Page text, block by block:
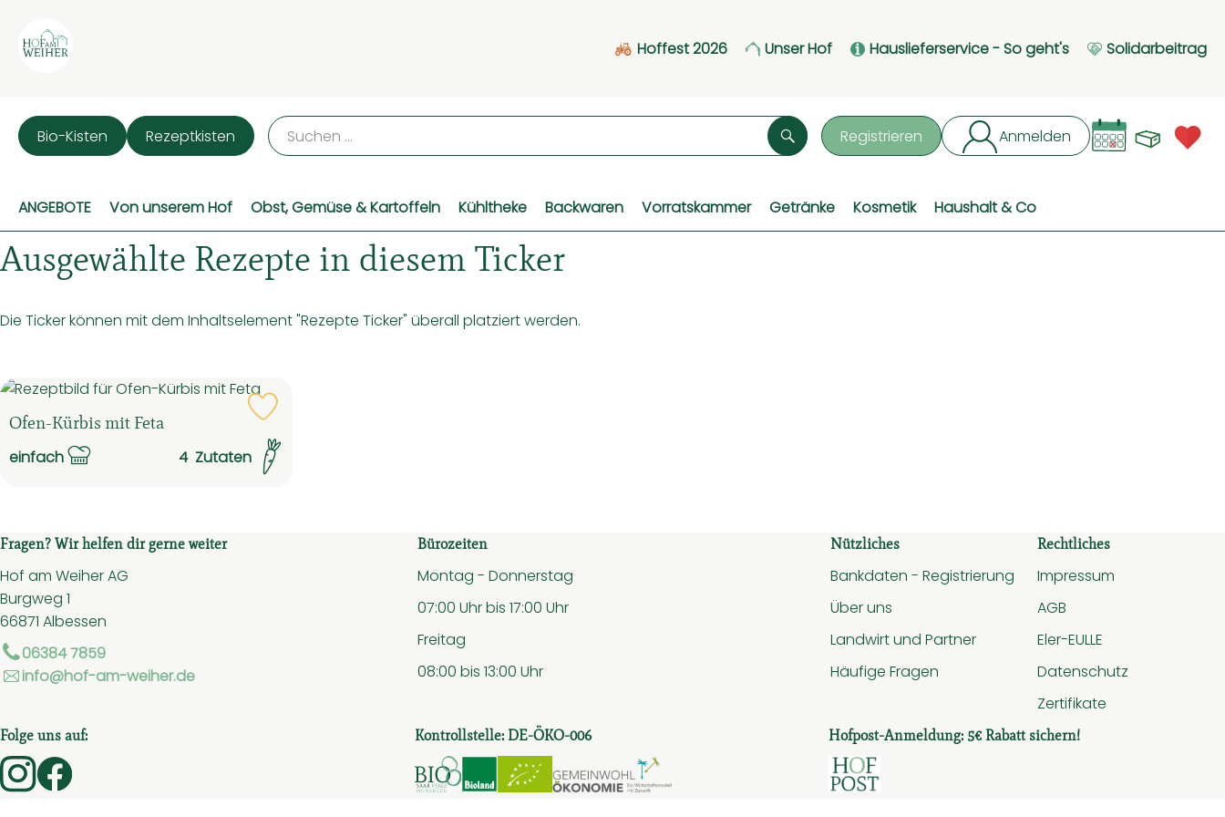
Hoffest 2026 Unser Hof Hauslieferservice - So geht's Solidarbeitrag
Registrieren Anmelden
Suchen
Bio-Kisten Rezeptkisten
ANGEBOTE Von unserem Hof Obst, Gemüse & Kartoffeln Kühltheke Backwaren Vorratskammer Getränke Kosmetik Haushalt & Co
Ausgewählte Rezepte in diesem Ticker
Die Ticker können mit dem Inhaltselement "Rezepte Ticker" überall platziert werden.
Ofen-Kürbis mit Feta
Schwierigkeit:
einfach 4Zutaten
Fragen? Wir helfen dir gerne weiter
Hof am Weiher AG
Burgweg 1
66871 Albessen
06384 7859
info@hof-am-weiher.de
Bürozeiten
Montag - Donnerstag
07:00 Uhr bis 17:00 Uhr
Freitag
08:00 bis 13:00 Uhr
Nützliches
Bankdaten - Registrierung
Über uns
Landwirt und Partner
Häufige Fragen
Rechtliches
Impressum
AGB
Eler-EULLE
Datenschutz
Zertifikate
Folge uns auf:
Externer Link zu https://www.instagram.com/hof.am.weiher/
Externer Link zu https://www.facebook.com/hofamweiher/
Kontrollstelle: DE-ÖKO-006
Externer Link zu https://www.bio-saar-pfalz-hunsrueck.de/
Externer Link zu https://www.bioc.info/search/producerdetail?producer=6e195636-1b03-19b1-1481-
Externer Link zu https://www.bioc.info/search/producerdetail?producer=6e195636-1b03-19b1-
Externer Link zu https://audit.ecogood.org/firmenauskunft-2/?qrfkey=j7nep
Hofpost-Anmeldung: 5€ Rabatt sichern!